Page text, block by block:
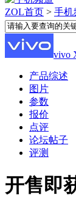
ZOL首页 > 手机
vivo
产品综述
图片
参数
报价
点评
论坛帖子
评测
开售即